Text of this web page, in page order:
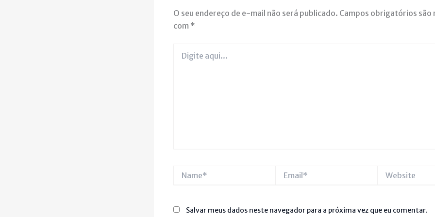
O seu endereço de e-mail não será publicado. Campos obrigatórios são
com *
aqui...
Salvar meus dados neste navegador para a próxima vez que eu comentar.